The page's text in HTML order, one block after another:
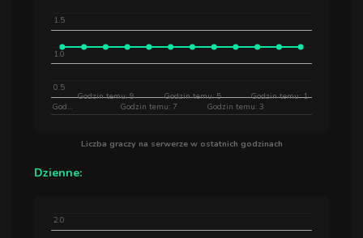
God…
Godzin temu: 9
Godzin temu: 7
Godzin temu: 5
Godzin temu: 3
Godzin temu: 1
0.5
1.0
1.5
Liczba graczy na serwerze w ostatnich godzinach
Dzienne:
2.0